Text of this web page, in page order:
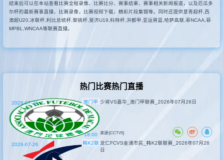
结束后可以在本站查看比赛全程录像、比赛比分、赛事结果、赛事相关新闻报道，以及厄瓜多
尔杯的最新赛事直播，比赛录像，比赛视频下载，精彩片段集锦等。同时还提供意青超杯,西
澳超U20,冰联杯,利比总统杯,黎挑杯,斐济U19,科特杯,洪都甲,亚运男篮,哈萨高联,菲NCAA,菲
MPBL,WNCAA等联赛直播。
热门比赛热门直播
澳门甲
18:00
2026-07-26 少将VS嘉华_澳门甲联赛_2026年07月26日
来源:[CCTV5]
韩K2联
2026-07-26
龙仁FCVS金浦市民_韩K2联联赛_2026年07月26
日